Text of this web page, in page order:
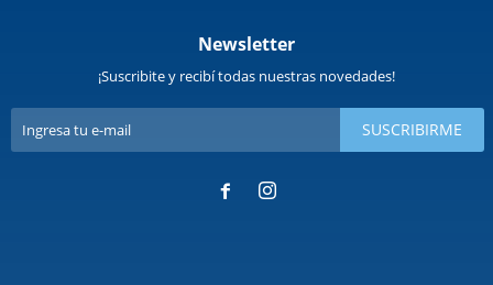
Newsletter
¡Suscribite y recibí todas nuestras novedades!
SUSCRIBIRME
 